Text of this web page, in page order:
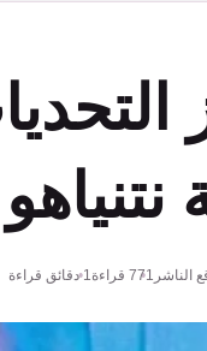
الناشر 771 قراءة1 دقائق قراءة